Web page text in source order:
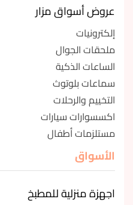
عروض أسواق مزار
إلكترونيات
ملحقات الجوال
الساعات الذكية
سماعات بلوتوث
التخييم والرحلات
اكسسوارات سيارات
مستلزمات أطفال
الأسواق
اجهزة منزلية للمطبخ